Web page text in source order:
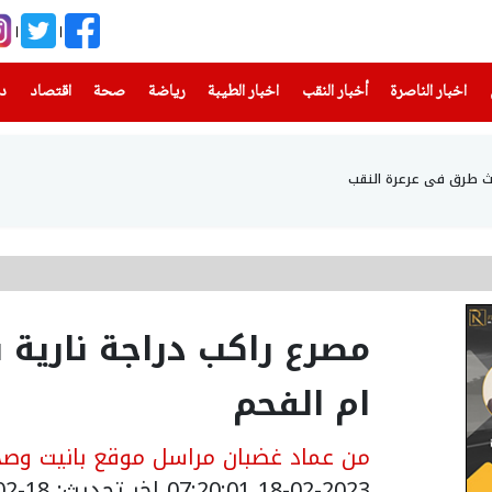
اخبار الناصرة
(current) أخبار النقب اخبار الطيبة(current) رياضة
(current) صحة(current) اقتصاد
مصرع راكب دراجة
ام الفحم
من عماد غضبان مراسل موقع بانيت